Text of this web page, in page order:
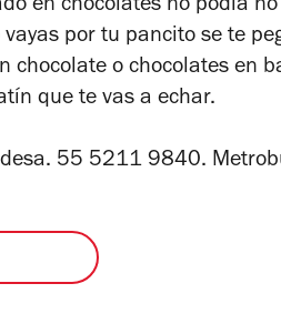
en chocolates no podía
por tu pancito se te
chocolate o chocolates en
que te vas a echar.
55 5211 9840.